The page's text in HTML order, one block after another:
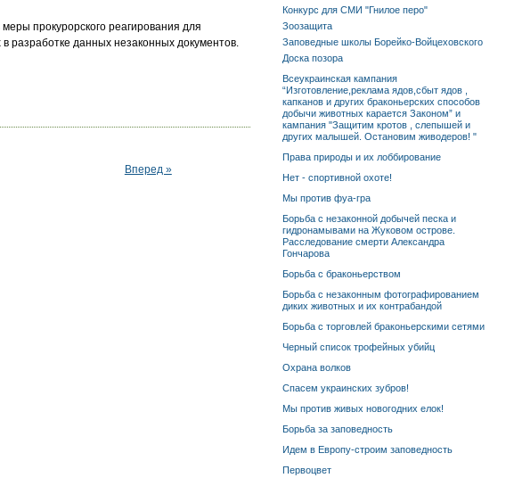
прокурорского реагирования для
разработке данных незаконных документов.
Вперед »
Конкурс для СМИ "Гнилое перо"
Зоозащита
Заповедные школы Борейко-Войцеховского
Доска позора
Всеукраинская кампания
“Изготовление,реклама ядов,сбыт ядов ,
капканов и других браконьерских способов
добычи животных карается Законом” и
кампания "Защитим кротов , слепышей и
других малышей. Остановим живодеров! "
Права природы и их лоббирование
Нет - спортивной охоте!
Мы против фуа-гра
Борьба с незаконной добычей песка и
гидронамывами на Жуковом острове.
Расследование смерти Александра
Гончарова
Борьба с браконьерством
Борьба с незаконным фотографированием
диких животных и их контрабандой
Борьба с торговлей браконьерскими сетями
Черный список трофейных убийц
Охрана волков
Спасем украинских зубров!
Мы против живых новогодних елок!
Борьба за заповедность
Идем в Европу-строим заповедность
Первоцвет